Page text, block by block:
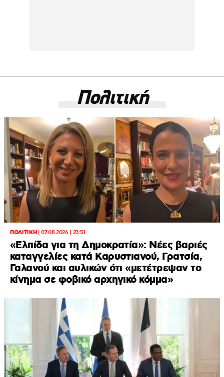
Πολιτική
ΠΟΛΙΤΙΚΗ|07.08.2026 | 23:51
«Ελπίδα για τη Δημοκρατία»: Νέες βαριές
καταγγελίες κατά Καρυστιανού, Γρατσία,
Γαλανού και αυλικών ότι «μετέτρεψαν το
κίνημα σε φοβικό αρχηγικό κόμμα»